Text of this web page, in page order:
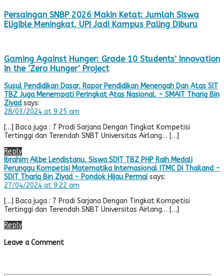
Persaingan SNBP 2026 Makin Ketat: Jumlah Siswa
Eligible Meningkat, UPI Jadi Kampus Paling Diburu
Gaming Against Hunger: Grade 10 Students’ Innovation
in the ‘Zero Hunger’ Project
Susul Pendidikan Dasar, Rapor Pendidikan Menengah Dan Atas SIT
TBZ Juga Menempati Peringkat Atas Nasional. - SMAIT Thariq Bin
Ziyad says:
28/03/2024 at 9:25 am
[…] Baca juga : 7 Prodi Sarjana Dengan Tingkat Kompetisi
Tertinggi dan Terendah SNBT Universitas Airlang… […]
Reply
Ibrahim Ailbe Lendistanu, Siswa SDIT TBZ PHP Raih Medali
Perunggu Kompetisi Matematika Internasional ITMC Di Thailand -
SDIT Thariq Bin Ziyad - Pondok Hijau Permai says:
27/04/2024 at 9:22 am
[…] Baca juga : 7 Prodi Sarjana Dengan Tingkat Kompetisi
Tertinggi dan Terendah SNBT Universitas Airlang… […]
Reply
Leave a Comment